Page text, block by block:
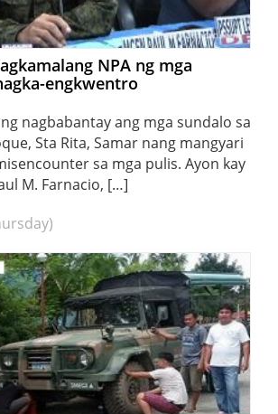
NPA ng mga
engkwentro
nagbabantay ang mga sundalo sa
Sta Rita, Samar nang mangyari
sa mga pulis. Ayon kay
M. Farnacio, […]